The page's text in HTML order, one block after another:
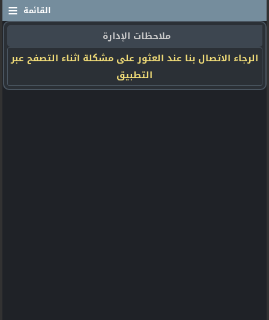
≡ القائمة
ملاحظات الإدارة
الرجاء الاتصال بنا عند العثور على مشكلة اثناء التصفح عبر
التطبيق